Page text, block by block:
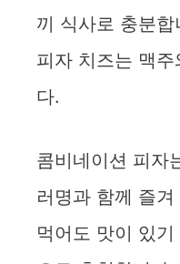
끼 식사로 충분
피자 치즈는 맥
다.
콤비네이션 피자
러명과 함께 즐
먹어도 맛이 있